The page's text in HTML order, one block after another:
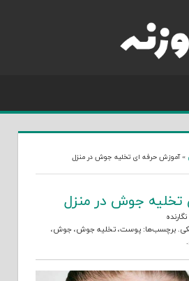
»آموزش حرفه ای تخلیه جوش در منزل
تخلیه جوش در منزل
نگارنده
. برچسب‌ها:پوست،تخلیه جوش،جوش،
.